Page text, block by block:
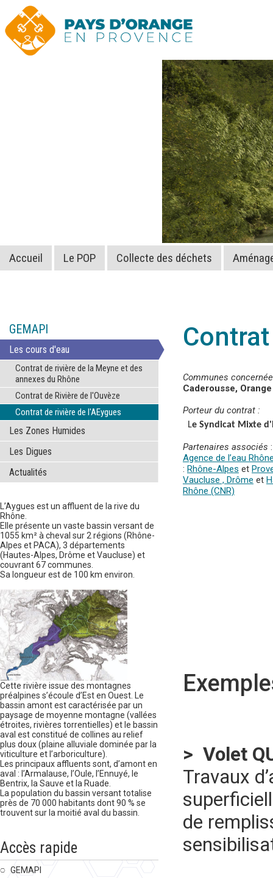
Accueil Le POP Collecte des déchets
GEMAPI
Les cours d'eau
Contrat de rivière de la Meyne et des
annexes du Rhône
Contrat de Rivière de l'Ouvèze
Contrat de rivière de l'AEygues
Les Zones Humides
Les Digues
Actualités
L’Aygues est un affluent de la rive du
Rhône.
Elle présente un vaste bassin versant de
1055 km² à cheval sur 2 régions (Rhône-
Alpes et PACA), 3 départements
(Hautes-Alpes, Drôme et Vaucluse) et
couvrant 67 communes.
Sa longueur est de 100 km environ.
Cette rivière issue des montagnes
préalpines s’écoule d’Est en Ouest. Le
bassin amont est caractérisée par un
paysage de moyenne montagne (vallées
étroites, rivières torrentielles) et le bassin
aval est constitué de collines au relief
plus doux (plaine alluviale dominée par la
viticulture et l’arboriculture).
Les principaux affluents sont, d’amont en
aval : l’Armalause, l’Oule, l’Ennuyé, le
Bentrix, la Sauve et la Ruade.
La population du bassin versant totalise
près de 70 000 habitants dont 90 % se
trouvent sur la moitié aval du bassin.
Accès rapide
GEMAPI
Communes
Caderousse, Orange
Porteur du contrat :
Le Syndicat Mixte
Partenaires associés :
Agence de l’eau
: Rhône-Alpes et
Vaucluse , Drôme et
Rhône (CNR)
> Volet
Travaux
de